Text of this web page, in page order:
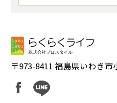
〒973-8411 福島県いわき市